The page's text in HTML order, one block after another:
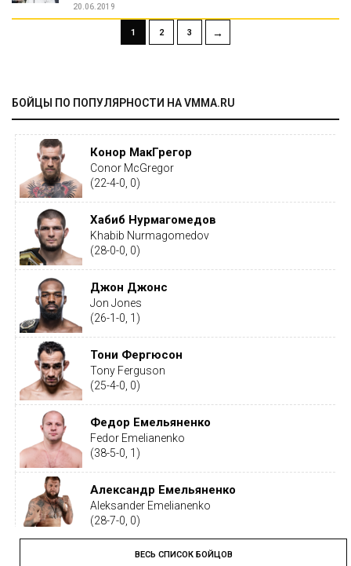
20.06.2019
1 2 3 →
БОЙЦЫ ПО ПОПУЛЯРНОСТИ НА VMMA.RU
Конор МакГрегор
Conor McGregor
(22-4-0, 0)
Хабиб Нурмагомедов
Khabib Nurmagomedov
(28-0-0, 0)
Джон Джонс
Jon Jones
(26-1-0, 1)
Тони Фергюсон
Tony Ferguson
(25-4-0, 0)
Федор Емельяненко
Fedor Emelianenko
(38-5-0, 1)
Александр Емельяненко
Aleksander Emelianenko
(28-7-0, 0)
Тайрон ВудлиВЕСЬ СПИСОК БОЙЦОВ